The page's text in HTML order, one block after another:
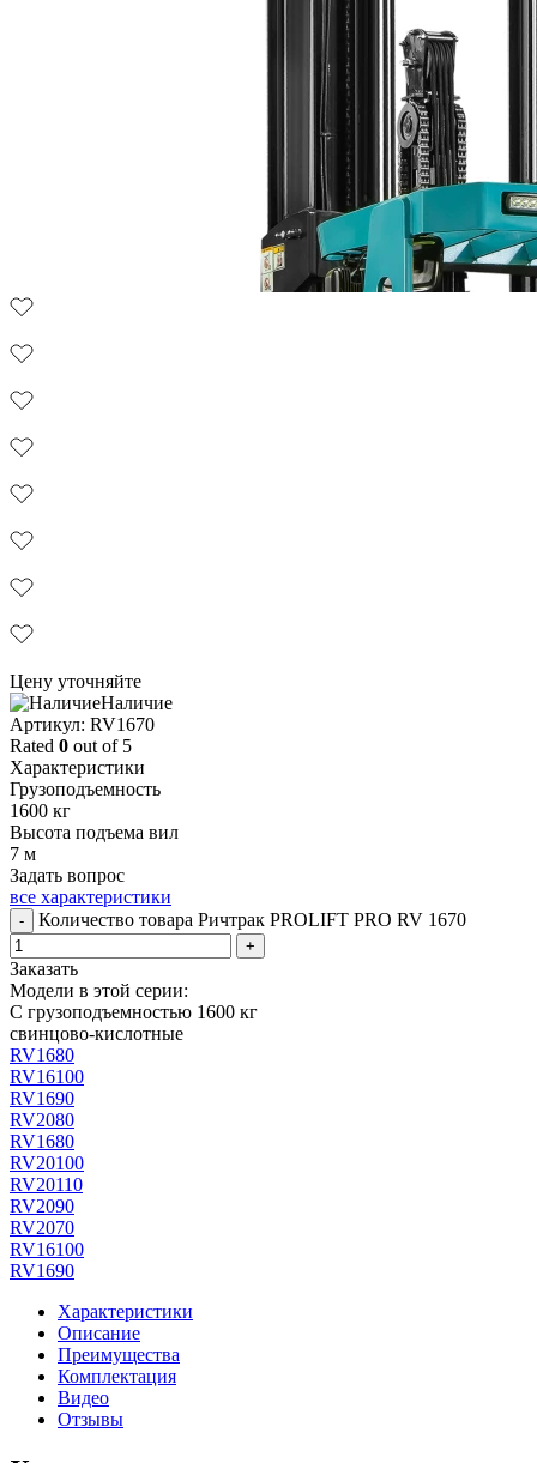
Цену уточняйте
Наличие
Aртикул: RV1670
Rated 0 out of 5
Характеристики
Грузоподъемность
1600 кг
Высота подъема вил
7 м
Задать вопрос
все характеристики
- Количество товара Ричтрак PROLIFT PRO RV 1670
+
Заказать
Модели в этой серии:
С грузоподъемностью 1600 кг
свинцово-кислотные
RV1680
RV16100
RV1690
RV2080
RV1680
RV20100
RV20110
RV2090
RV2070
RV16100
RV1690
Характеристики
Описание
Преимущества
Комплектация
Видео
Отзывы